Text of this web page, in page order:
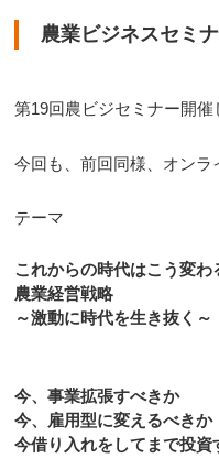
農業ビジネスセ
第19回農ビジセミナー開催
今回も、前回同様、オン
テーマ
これからの時代はこう変わ
農業経営戦略
～激動に時代を生き抜く～
今、事業拡張すべきか
今、雇用型に変えるべきか
今借り入れをしてまで投資